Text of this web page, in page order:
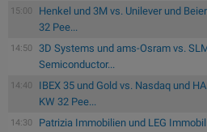
15:00
Henkel und 3M vs. Unilever und
32 Pee...
14:50
3D Systems und ams-Osram vs.
Semiconductor...
14:40
IBEX 35 und Gold vs. Nasdaq und
KW 32 Pee...
14:30
Patrizia Immobilien und LEG